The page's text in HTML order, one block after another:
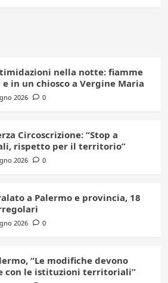
nella notte: fiamme
in un chiosco a Vergine Maria
2026 0
Circoscrizione: “Stop a
rispetto per il territorio”
2026 0
a Palermo e provincia, 18
2026 0
“Le modifiche devono
con le istituzioni territoriali”